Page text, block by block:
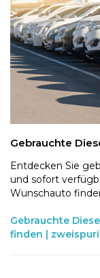
Gebrauchte
Entdecken Sie
und sofort
Wunschauto
Gebrauchte
finden |